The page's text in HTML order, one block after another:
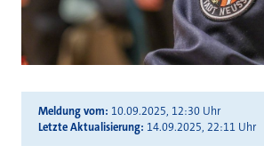
Meldung vom 10.09.2025, 12:30 Uhr
Letzte Aktualisierung 14.09.2025, 22:11 Uhr